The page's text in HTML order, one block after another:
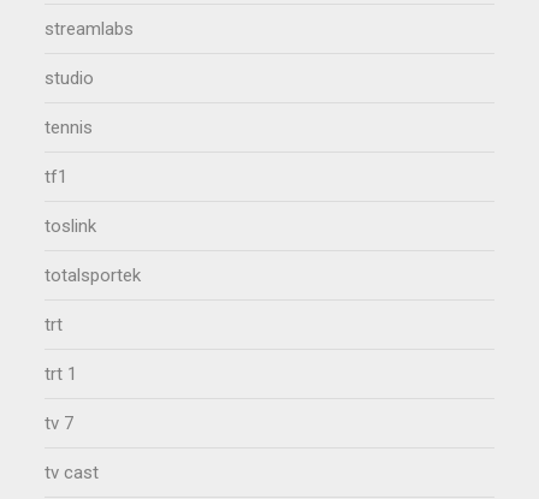
streamlabs
studio
tennis
tf1
toslink
totalsportek
trt
trt 1
tv 7
tv cast